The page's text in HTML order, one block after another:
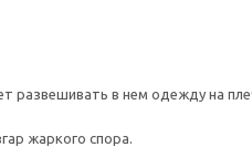
в нем одежду на
жаркого спора.